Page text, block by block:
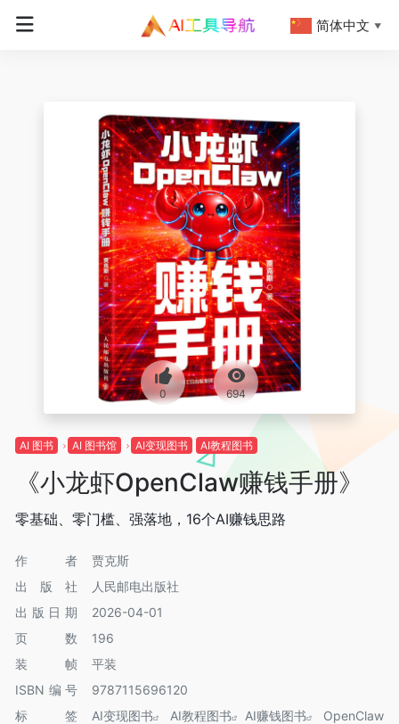
0 694
AI 图书 AI 图书馆 AI变现图书 AI教程图书
《小龙虾OpenClaw赚钱手册》
零基础、零门槛、强落地，16个AI赚钱思路
作者
贾克斯
出版社
人民邮电出版社
出版日期
2026-04-01
页数
196
装帧
平装
ISBN编号
9787115696120
标签
AI变现图书 AI教程图书 AI赚钱图书
OpenClaw
简体中文 ▼